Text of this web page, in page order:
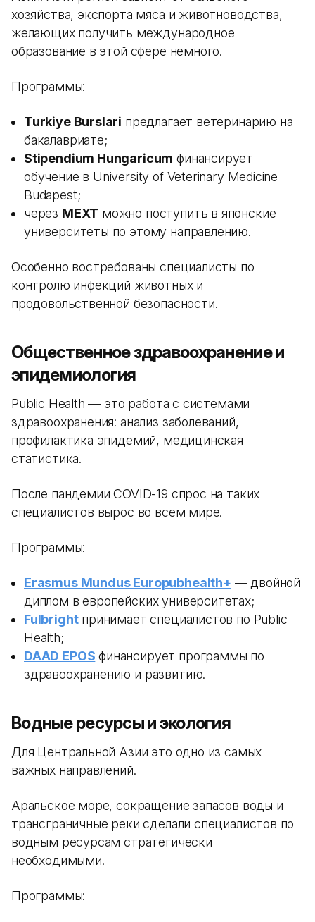
хозяйства, экспорта мяса и животноводства,
желающих получить международное
образование в этой сфере немного.
Программы:
Turkiye Burslari предлагает ветеринарию на
бакалавриате;
Stipendium Hungaricum финансирует
обучение в University of Veterinary Medicine
Budapest;
через MEXT можно поступить в японские
университеты по этому направлению.
Особенно востребованы специалисты по
контролю инфекций животных и
продовольственной безопасности.
Общественное здравоохранение и
эпидемиология
Public Health — это работа с системами
здравоохранения: анализ заболеваний,
профилактика эпидемий, медицинская
статистика.
После пандемии COVID-19 спрос на таких
специалистов вырос во всем мире.
Программы:
Erasmus Mundus Europubhealth+ — двойной
диплом в европейских университетах;
Fulbrightпринимает специалистов по Public
Health;
DAAD EPOS финансирует программы по
здравоохранению и развитию.
Водные ресурсы и экология
Для Центральной Азии это одно из самых
важных направлений.
Аральское море, сокращение запасов воды и
трансграничные реки сделали специалистов по
водным ресурсам стратегически
необходимыми.
Программы: